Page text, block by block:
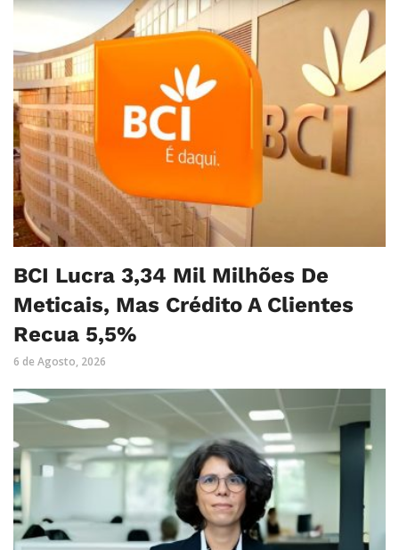
BCI Lucra 3,34 Mil Milhões De
Meticais, Mas Crédito A Clientes
Recua 5,5%
6 de Agosto, 2026